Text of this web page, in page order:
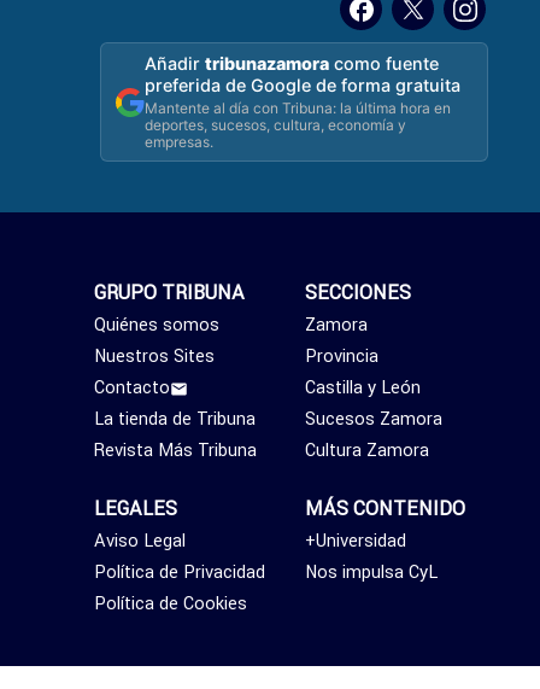
Añadirtribunazamora como fuente
preferida de Google de forma gratuita
Mantente al día con Tribuna: la última hora en
deportes, sucesos, cultura, economía y
empresas.
SECCIONES
Zamora
Provincia
Castilla y León
Sucesos Zamora
Cultura Zamora
MÁS CONTENIDO
+Universidad
Nos impulsa CyL
GRUPO TRIBUNA
Quiénes somos
Nuestros Sites
Contacto
La tienda de Tribuna
Revista Más Tribuna
LEGALES
Aviso Legal
Política de Privacidad
Política de Cookies